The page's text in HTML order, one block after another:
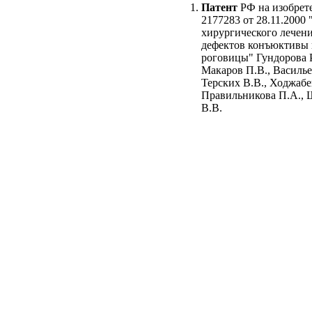
Патент РФ на
2177283 от 28.11.2000
хирургического
дефектов конъюктивы
роговицы" Гундорова
Макаров П.В.,
Терских В.В.,
Правильникова П.А.,
В.В.